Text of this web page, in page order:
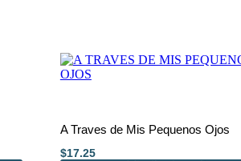
A Traves de Mis Pequenos Ojos
$17.25